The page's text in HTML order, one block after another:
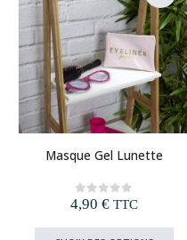
produit
plusieurs
variations.
Les
Masque Gel Lunette
0out of 5
4,90 € TTC